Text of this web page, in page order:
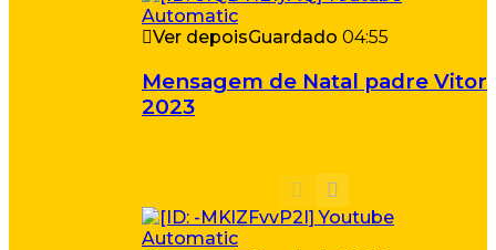
Ver depoisGuardado 04:55
Mensagem de Natal padre Vitor
2023